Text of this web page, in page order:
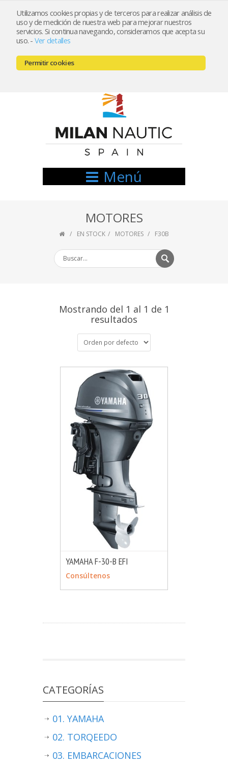
Utilizamos cookies propias y de terceros para realizar análisis de
uso y de medición de nuestra web para mejorar nuestros
servicios. Si continua navegando, consideramos que acepta su
uso. - Ver detalles
Permitir cookies
Registrarse Mi cuenta
666521122 // 654999333
Menú
MOTORES
EN STOCK MOTORES F30B
Mostrando del 1 al 1 de 1
resultados
YAMAHA F-30-B EFI
Consúltenos
CATEGORÍAS
01. YAMAHA
02. TORQEEDO
03. EMBARCACIONES